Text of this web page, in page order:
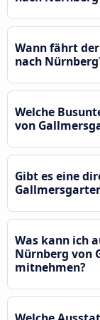
Wann fährt
nach
Welche
von
Gibt es eine
Was kann ich
Nürnberg von
mitnehmen?